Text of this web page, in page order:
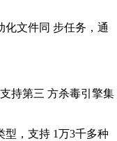
化文件同 步任务，通
持第三 方杀毒引擎集
，支持 1万3千多种